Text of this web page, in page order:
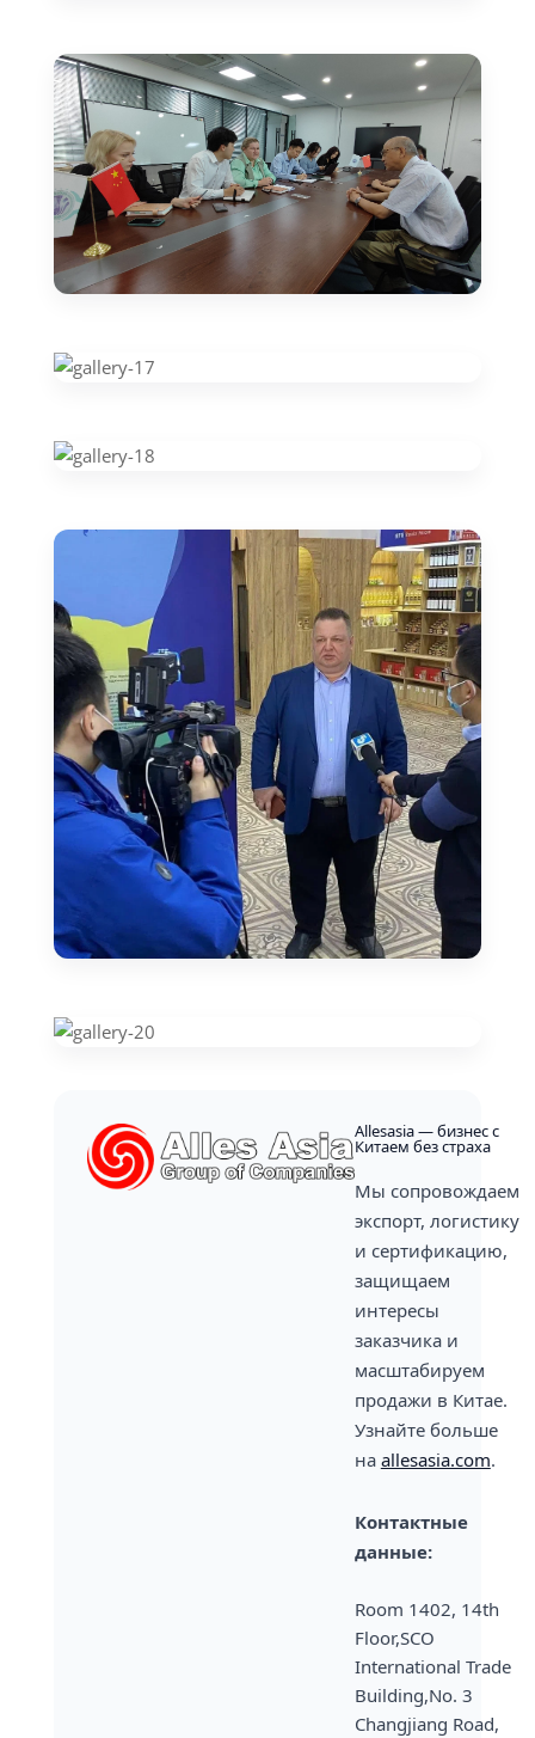
Allesasia — бизнес с
Китаем без страха
Мы сопровождаем
экспорт, логистику
и сертификацию,
защищаем
интересы
заказчика и
масштабируем
продажи в Китае.
Узнайте больше
на allesasia.com.
Контактные
данные:
Room 1402, 14th
Floor,SCO
International Trade
Building,No. 3
Changjiang Road,